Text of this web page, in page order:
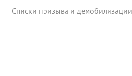
Списки призыва и демобилизации